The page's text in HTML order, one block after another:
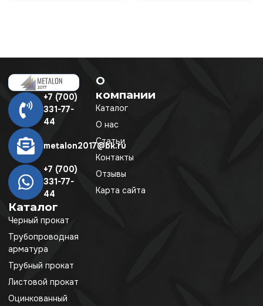
+7 (700)
331-77-
44
metalon2017@bk.ru
+7 (700)
331-77-
44
Каталог
Черный прокат
Трубопроводная
арматура
Трубный прокат
Листовой прокат
Оцинкованный
О
компании
Каталог
О нас
Статьи
Контакты
Отзывы
Карта сайта